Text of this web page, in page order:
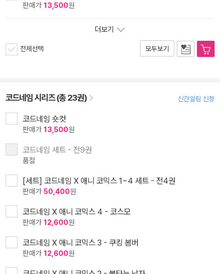
판매가 13,500원
더보기
전체선택 모두보기
코드네임 시리즈 (총 23권) 신간알림 신청
코드네임 숏컷
판매가 13,500원
코드네임 세트 - 전9권
품절
[세트] 코드네임 X 애니 코믹스 1~4 세트 - 전4권
판매가 50,400원
코드네임 X 애니 코믹스 4 - 코스모
판매가 12,600원
코드네임 X 애니 코믹스 3 - 쿠킹 봄버
판매가 12,600원